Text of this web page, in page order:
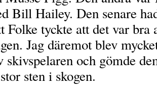
Bill Hailey. Den senare
Folke tyckte att det var bra
Jag däremot blev
skivspelaren och gömde
sten i skogen.